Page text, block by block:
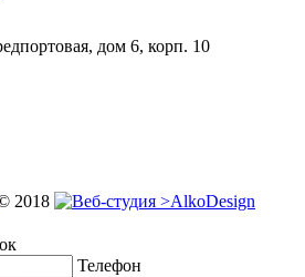
дом 6, корп. 10
2018
Телефон